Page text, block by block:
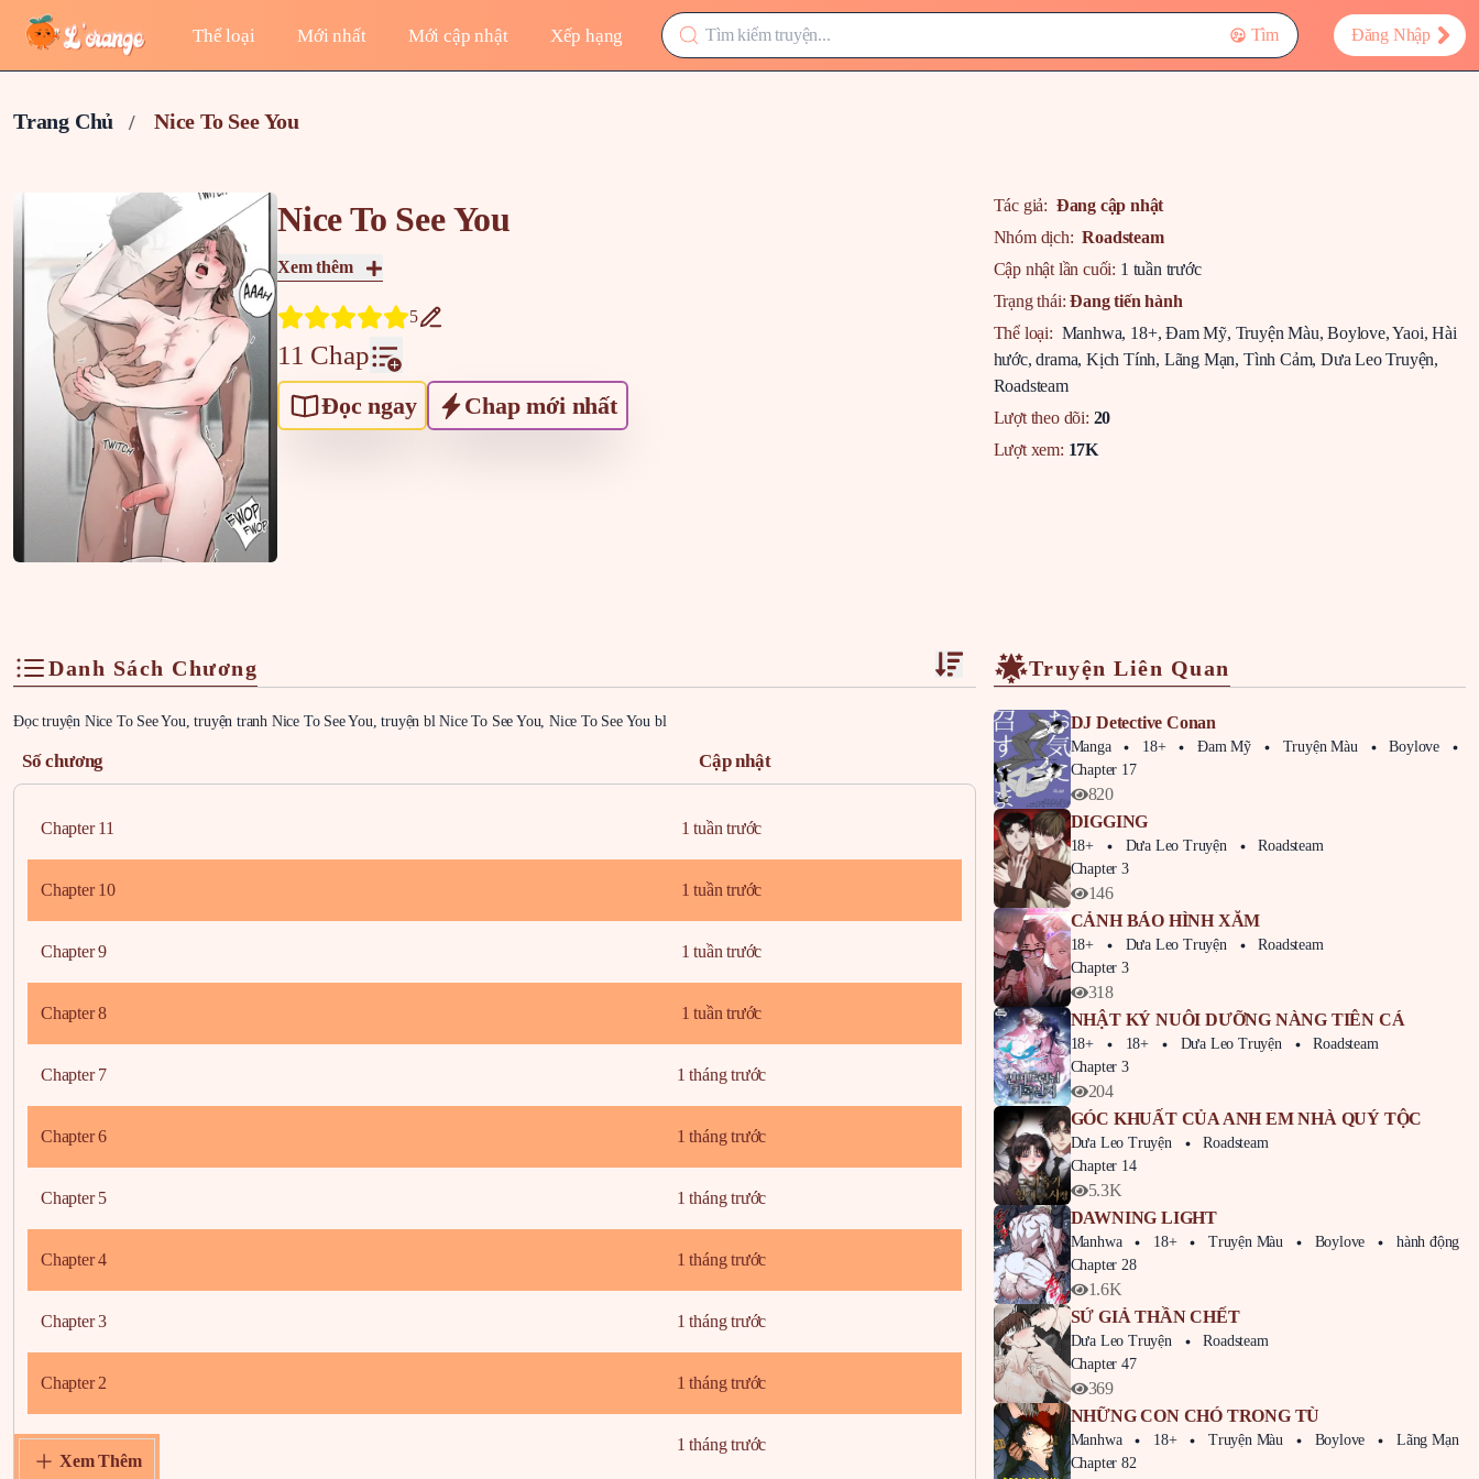
Thể loại Mới nhất Mới cập nhật Xếp hạng Tìm Đăng Nhập
Trang Chủ Nice To See You
Nice To See You
Xem thêm
5
11 Chap
Đọc ngay Chap mới nhất
Tác giả: Đang cập nhật
Nhóm dịch: Roadsteam
Cập nhật lần cuối: 1 tuần trước
Trạng thái: Đang tiến hành
Thể loại: Manhwa, 18+,Đam Mỹ, Truyện Màu,Boylove,Yaoi,Hài
hước,drama,Kịch Tính, Lãng Mạn, Tình Cảm, Dưa Leo Truyện,
Roadsteam
Lượt theo dõi: 20
Lượt xem: 17K
Danh Sách Chương
Đọc truyện Nice To See You, truyện tranh Nice To See You, truyện bl Nice To See You, Nice To See You bl
Số chương Cập nhật
Chapter 11 1 tuần trước
Chapter 10 1 tuần trước
Chapter 9 1 tuần trước
Chapter 8 1 tuần trước
Chapter 7 1 tháng trước
Chapter 6 1 tháng trước
Chapter 5 1 tháng trước
Chapter 4 1 tháng trước
Chapter 3 1 tháng trước
Chapter 2 1 tháng trước
Chapter 1
1 tháng trước
Xem Thêm
Truyện Liên Quan
DJ Detective Conan
Manga 18+ Đam Mỹ Truyện Màu Boylove
Chapter 17
820
DIGGING
18+ Dưa Leo Truyện
Roadsteam
Chapter 3
146
CẢNH BÁO HÌNH XĂM
18+ Dưa Leo Truyện
Roadsteam
Chapter 3
318
NHẬT KÝ NUÔI DƯỠNG NÀNG TIÊN CÁ
18+ 18+ Dưa Leo Truyện
Roadsteam
Chapter 3
204
GÓC KHUẤT CỦA ANH EM NHÀ QUÝ TỘC
Dưa Leo Truyện
Roadsteam
Chapter 14
5.3K
DAWNING LIGHT
Manhwa 18+ Truyện Màu Boylove
hành động
Chapter 28
1.6K
SỨ GIẢ THẦN CHẾT
Dưa Leo Truyện
Roadsteam
Chapter 47
369
NHỮNG CON CHÓ TRONG TÙ
Manhwa 18+ Truyện Màu Boylove
Lãng Mạn
Chapter 82